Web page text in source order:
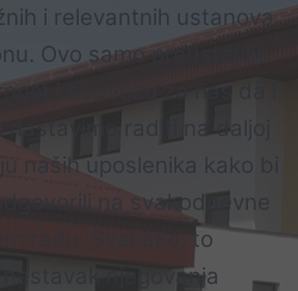
i relevantnih ustanova
Ovo samo predstavlja
i obavezu za nas da i
raditi na daljoj
naših uposlenika kako bi
na svakodnevne
radu. Svakako, to
nastavak njegovanja